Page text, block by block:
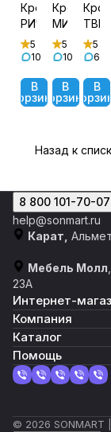
Кровать
РИЧИ
5
10
В
корзину
Кровать
МИЯ
5
10
В
корзину
5
6
В
Назад к
8 800 101-70-07
help@sonmart.ru
Карат,
Мебель Молл
23А
Интернет-
Компания
Каталог
Помощь
© 2026 SONMART